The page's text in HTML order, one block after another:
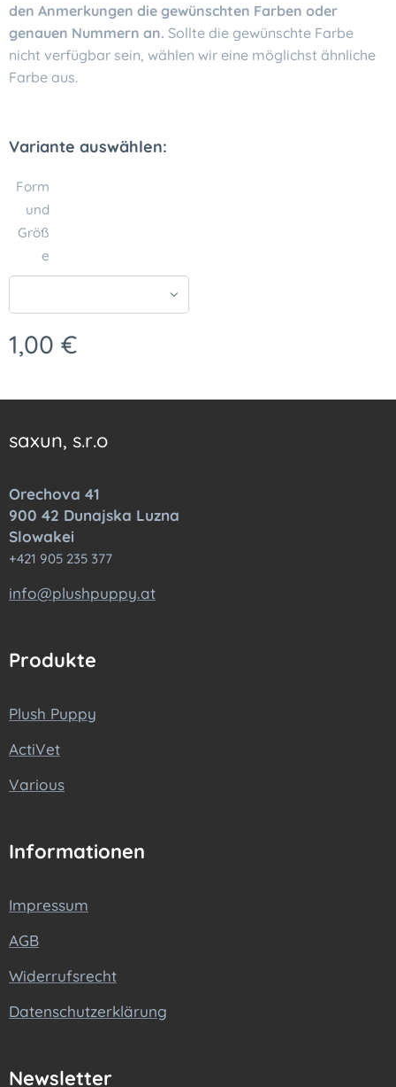
den Anmerkungen die gewünschten Farben oder
genauen Nummern an. Sollte die gewünschte Farbe
nicht verfügbar sein, wählen wir eine möglichst ähnliche
Farbe aus.
Variante auswählen:
Form
und
Größ
e
1,00 €
saxun, s.r.o
Orechova 41
900 42 Dunajska Luzna
Slowakei
+421 905 235 377
info@plushpuppy.at
Produkte
Plush Puppy
ActiVet
Various
Informationen
Impressum
AGB
Widerrufsrecht
Datenschutzerklärung
Newsletter